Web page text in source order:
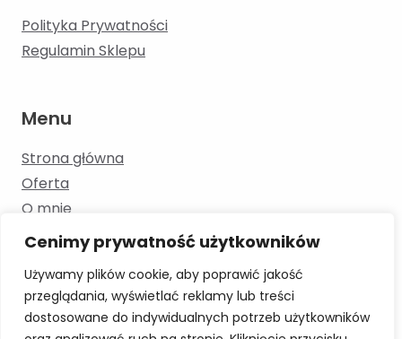
Cenimy prywatność użytkowników
Używamy plików cookie, aby poprawić jakość
przeglądania, wyświetlać reklamy lub treści
dostosowane do indywidualnych potrzeb użytkowników
Polityka Prywatności
Regulamin Sklepu
Menu
Strona główna
Oferta
O mnie
Kontakt
Skontaktuj się